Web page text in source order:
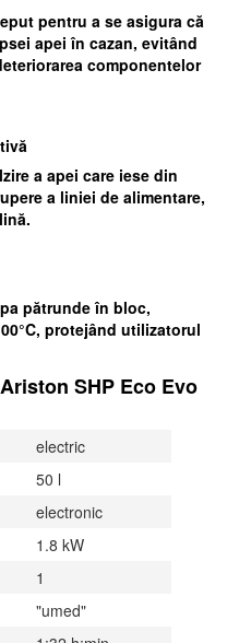
pentru a se asigura că
apei în cazan, evitând
componentelor
a apei care iese din
a liniei de alimentare,
pătrunde în bloc,
protejând utilizatorul
SHP Eco Evo
electric
50 l
electronic
1.8 kW
1
"umed"